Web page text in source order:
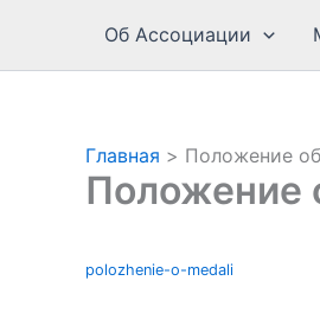
Об Ассоциации
Главная Положение
Положение
polozhenie-o-medali